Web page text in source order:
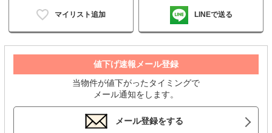
マイリスト追加 LINEで送る
値下げ速報メール登録
当物件が値下がったタイミングで
メール通知をします。
メール登録をする